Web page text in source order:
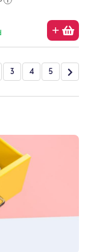
pagina
Pagina
3 Pagina
4 Pagina
5